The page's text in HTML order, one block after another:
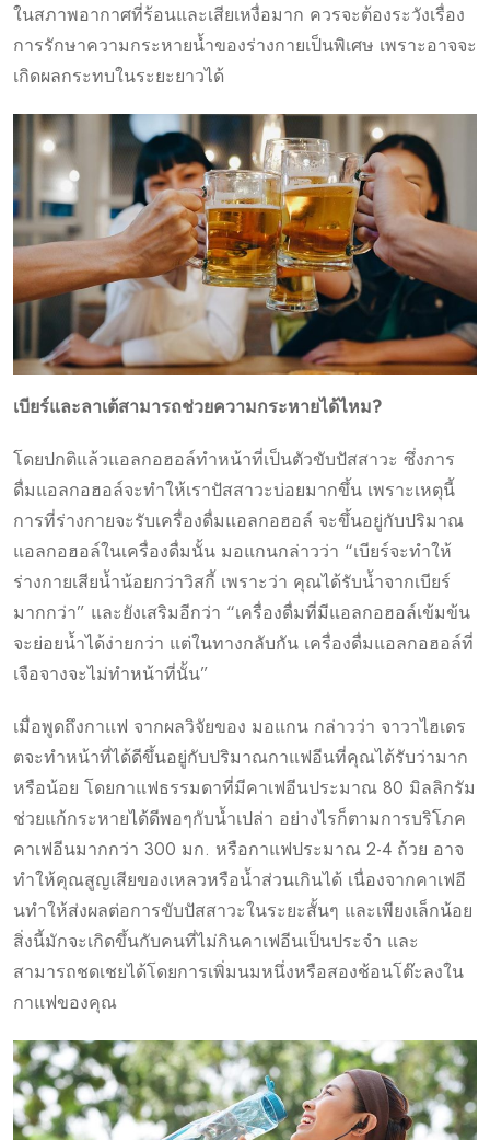
ในสภาพอากาศที่ร้อนและเสียเหงื่อมาก ควรจะต้องระวังเรื่อง
การรักษาความกระหายน้ำของร่างกายเป็นพิเศษ เพราะอาจจะ
เกิดผลกระทบในระยะยาวได้
เบียร์และลาเต้สามารถช่วยความกระหายได้ไหม?
โดยปกติแล้วแอลกอฮอล์ทำหน้าที่เป็นตัวขับปัสสาวะ ซึ่งการ
ดื่มแอลกอฮอล์จะทำให้เราปัสสาวะบ่อยมากขึ้น เพราะเหตุนี้
การที่ร่างกายจะรับเครื่องดื่มแอลกอฮอล์ จะขึ้นอยู่กับปริมาณ
แอลกอฮอล์ในเครื่องดื่มนั้น มอแกนกล่าวว่า “เบียร์จะทำให้
ร่างกายเสียน้ำน้อยกว่าวิสกี้ เพราะว่า คุณได้รับน้ำจากเบียร์
มากกว่า” และยังเสริมอีกว่า “เครื่องดื่มที่มีแอลกอฮอล์เข้มข้น
จะย่อยน้ำได้ง่ายกว่า แต่ในทางกลับกัน เครื่องดื่มแอลกอฮอล์ที่
เจือจางจะไม่ทำหน้าที่นั้น”
เมื่อพูดถึงกาแฟ จากผลวิจัยของ มอแกน กล่าวว่า จาวาไฮเดร
ตจะทำหน้าที่ได้ดีขึ้นอยู่กับปริมาณกาแฟอีนที่คุณได้รับว่ามาก
หรือน้อย โดยกาแฟธรรมดาที่มีคาเฟอีนประมาณ 80 มิลลิกรัม
ช่วยแก้กระหายได้ดีพอๆกับน้ำเปล่า อย่างไรก็ตามการบริโภค
คาเฟอีนมากกว่า 300 มก. หรือกาแฟประมาณ 2-4 ถ้วย อาจ
ทำให้คุณสูญเสียของเหลวหรือน้ำส่วนเกินได้ เนื่องจากคาเฟอี
นทำให้ส่งผลต่อการขับปัสสาวะในระยะสั้นๆ และเพียงเล็กน้อย
สิ่งนี้มักจะเกิดขึ้นกับคนที่ไม่กินคาเฟอีนเป็นประจำ และ
สามารถชดเชยได้โดยการเพิ่มนมหนึ่งหรือสองช้อนโต๊ะลงใน
กาแฟของคุณ